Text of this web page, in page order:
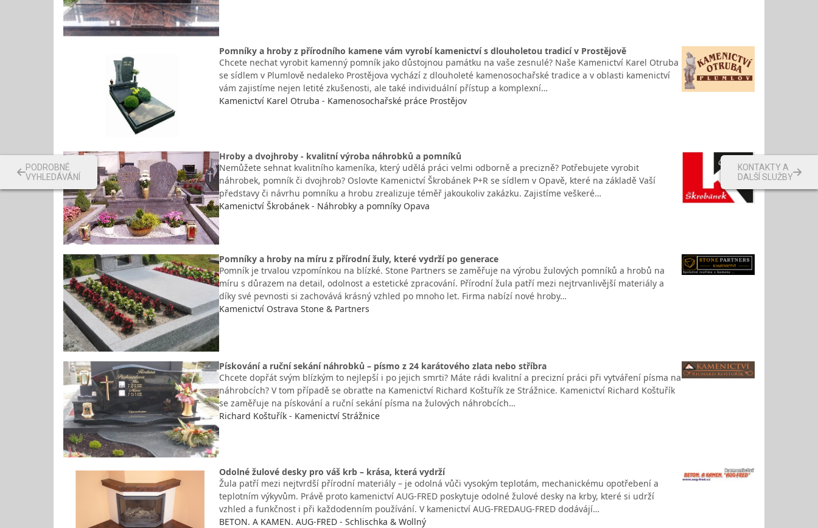
Pomníky a hroby z přírodního kamene vám vyrobí kamenictví s dlouholetou tradicí v Prostějově
Chcete nechat vyrobit kamenný pomník jako důstojnou památku na vaše zesnulé? Naše Kamenictví Karel Otruba
se sídlem v Plumlově nedaleko Prostějova vychází z dlouholeté kamenosochařské tradice a v oblasti kamenictví
vám zajistíme nejen letité zkušenosti, ale také individuální přístup a komplexní…
Kamenictví Karel Otruba - Kamenosochařské práce Prostějov
Hroby a dvojhroby - kvalitní výroba náhrobků a pomníků
Nemůžete sehnat kvalitního kameníka, který udělá práci velmi odborně a precizně? Potřebujete vyrobit
náhrobek, pomník či dvojhrob? Oslovte Kamenictví Škrobánek P+R se sídlem v Opavě, které na základě Vaší
představy či návrhu pomníku a hrobu zrealizuje téměř jakoukoliv zakázku. Zajistíme veškeré…
Kamenictví Škrobánek - Náhrobky a pomníky Opava
Pomníky a hroby na míru z přírodní žuly, které vydrží po generace
Pomník je trvalou vzpomínkou na blízké. Stone Partners se zaměřuje na výrobu žulových pomníků a hrobů na
míru s důrazem na detail, odolnost a estetické zpracování. Přírodní žula patří mezi nejtrvanlivější materiály a
díky své pevnosti si zachovává krásný vzhled po mnoho let. Firma nabízí nové hroby…
Kamenictví Ostrava Stone & Partners
Pískování a ruční sekání náhrobků – písmo z 24 karátového zlata nebo stříbra
Chcete dopřát svým blízkým to nejlepší i po jejich smrti? Máte rádi kvalitní a precizní práci při vytváření písma na
náhrobcích? V tom případě se obraťte na Kamenictví Richard Koštuřík ze Strážnice. Kamenictví Richard Koštuřík
se zaměřuje na pískování a ruční sekání písma na žulových náhrobcích…
Richard Koštuřík - Kamenictví Strážnice
Odolné žulové desky pro váš krb – krása, která vydrží
Žula patří mezi nejtvrdší přírodní materiály – je odolná vůči vysokým teplotám, mechanickému opotřebení a
teplotním výkyvům. Právě proto kamenictví AUG‑FRED poskytuje odolné žulové desky na krby, které si udrží
vzhled a funkčnost i při každodenním používání. V kamenictví AUG‑FREDAUG‑FRED dodávájí…
BETON. A KAMEN. AUG-FRED - Schlischka & Wollný
KONTAKTY A
DALŠÍ SLUŽBY
PODROBNÉ
VYHLEDÁVÁNÍ